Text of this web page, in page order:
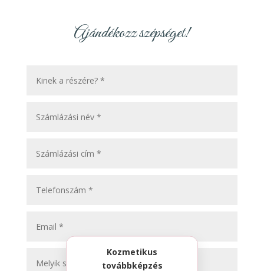
Ajándékozz szépséget!
Kozmetikus
továbbképzés